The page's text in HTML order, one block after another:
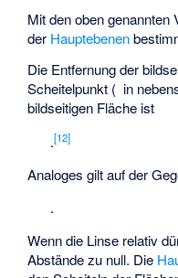
Mit den oben genannten
der Hauptebenen
Die Entfernung der
Scheitelpunkt ( in
bildseitigen Fläche ist
.[12]
Analoges gilt auf der
.
Wenn die Linse relativ
Abstände zu null. Die